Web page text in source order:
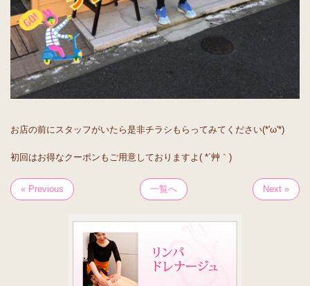
お店の前にスタッフがいたら是非チラシもらってみてください(*'ω'*)
初回はお得なクーポンもご用意しておりますよ( *´艸｀)
« Previous 一覧へ Next »